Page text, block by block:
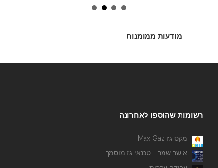
מודעות ממומנות
רשומות שהוספו לאחרונה
מקס גז Max Gaz
אושר שמר - טכנאי גז מוסמך